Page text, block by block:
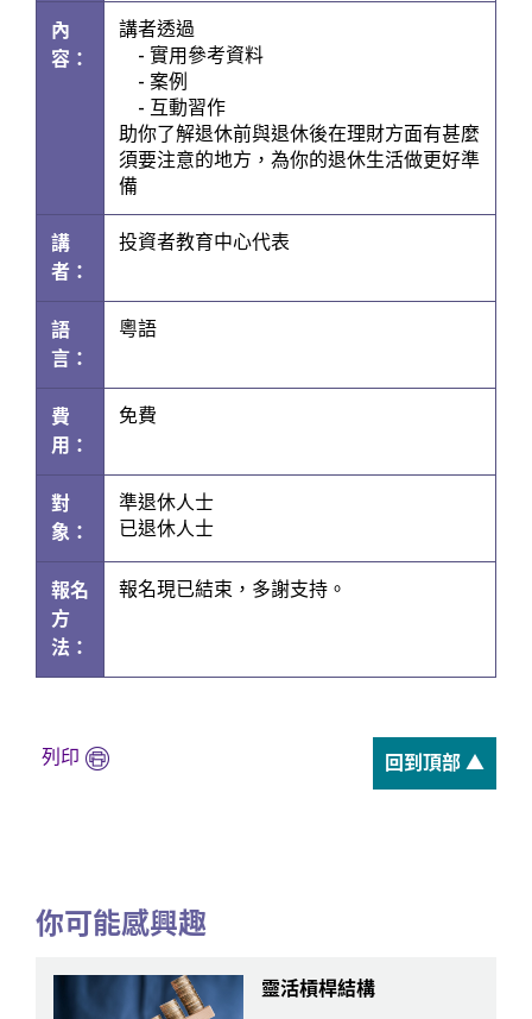
內
容：
講者透過
- 實用參考資料
- 案例
- 互動習作
助你了解退休前與退休後在理財方面有甚麼
須要注意的地方，為你的退休生活做更好準
備
講
者：
投資者教育中心代表
語
言：
粵語
費
用：
免費
對
象：
準退休人士
已退休人士
報名
方
法：
報名現已結束，多謝支持。
列印 回到頂部 ▲
你可能感興趣
靈活槓桿結構